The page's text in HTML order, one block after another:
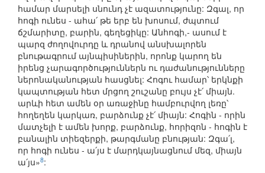
համար մարսելի սնունդ չէ ազատությունը: Զգալ, որ
հոգի ունես - ահա՛ թե երբ են խոսում, ժպտում
ճշմարիտը, բարին, գեղեցիկը: Անհոգի,- ասում է
պարզ ժողովուրդը և դրանով անսխալորեն
բնութագրում այնպիսիներին, որոնք կարող են
իրենց չարագործություններն ու դաժանությունները
ներոնականության հասցնել: Հոգու համար՝ երկնքի
կապտության հետ մրցող շուշանը բույս չէ՛ միայն.
արևի հետ ամեն օր առաջինը համբուրվող լեռը՝
հողեղեն կարկառ, բարձունք չէ՛ միայն: Հոգին - որին
մատչելի է ամեն խորք, բարձունք, հորիզոն - հոգին է
բանալին տիեզերքի, թարգմանը բնության: Զգա՛լ,
որ հոգի ունես - ա՛յս է մարդկայնացնում մեզ, միայն
ա՛յս»8: